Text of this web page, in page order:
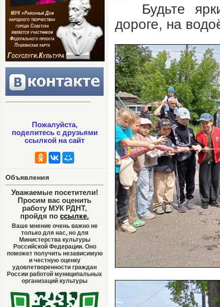
Пожалуйста,
поделитесь с друзьями
ссылкой на сайт
Объявления
Уважаемые посетители!
Просим вас оценить
работу МУК РДНТ,
пройдя по ссылке.
Ваше мнение очень важно не
только для нас, но для
Министерства культуры
Российской Федерации. Оно
поможет получить независимую
и честную оценку
удовлетворенности граждан
России работой муниципальных
организаций культуры
Будьте
дороге, на